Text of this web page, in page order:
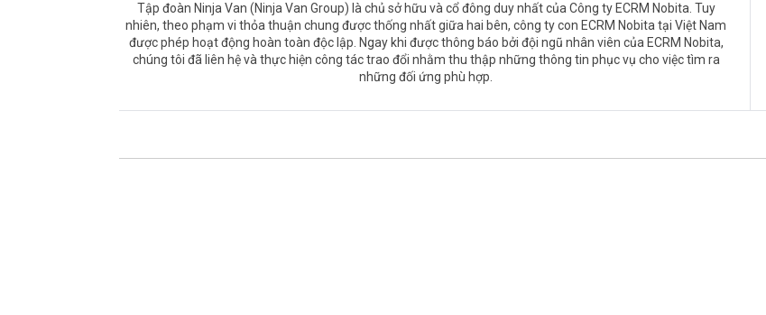
Tập đoàn Ninja Van (Ninja Van Group) là chủ sở hữu và cổ đông duy nhất của Công ty ECRM Nobita. Tuy
nhiên, theo phạm vi thỏa thuận chung được thống nhất giữa hai bên, công ty con ECRM Nobita tại Việt Nam
được phép hoạt động hoàn toàn độc lập. Ngay khi được thông báo bởi đội ngũ nhân viên của ECRM Nobita,
chúng tôi đã liên hệ và thực hiện công tác trao đổi nhằm thu thập những thông tin phục vụ cho việc tìm ra
những đối ứng phù hợp.